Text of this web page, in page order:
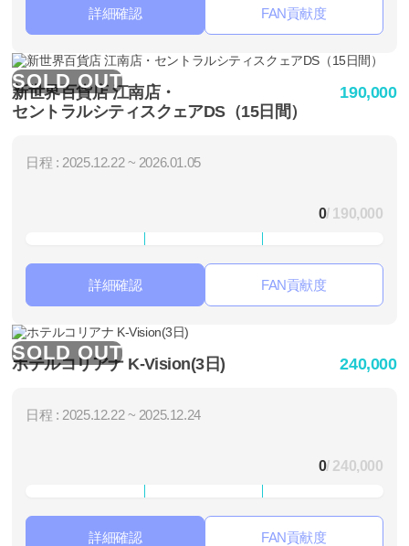
詳細確認 FAN貢献度
SOLD OUT
新世界百貨店 江南店・
セントラルシティスクェアDS（15日間）
190,000
日程 : 2025.12.22 ~ 2026.01.05
0/ 190,000
詳細確認 FAN貢献度
SOLD OUT
ホテルコリアナ K-Vision(3日) 240,000
日程 : 2025.12.22 ~ 2025.12.24
0/ 240,000
詳細確認 FAN貢献度